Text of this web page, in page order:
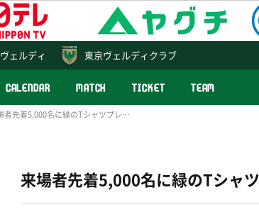
東京ヴェルディクラブ
CALENDAR MATCH TICKET TEAM
ヴェルディ
来場者先着5,000名に緑のTシャツプレゼント！スタジアムをミドリに染めよう！
来場者先着5,000名に緑のTシャ